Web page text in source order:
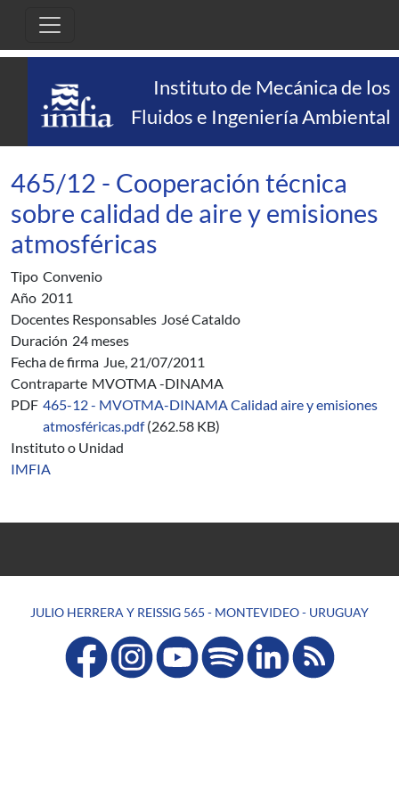
Instituto de Mecánica de los
Fluidos e Ingeniería Ambiental
465/12 - Cooperación técnica
sobre calidad de aire y emisiones
atmosféricas
Tipo Convenio
Año 2011
Docentes Responsables José Cataldo
Duración 24 meses
Fecha de firma Jue, 21/07/2011
Contraparte MVOTMA -DINAMA
PDF 465-12 - MVOTMA-DINAMA Calidad aire y emisiones
atmosféricas.pdf (262.58 KB)
Instituto o Unidad
IMFIA
JULIO HERRERA Y REISSIG 565 - MONTEVIDEO - URUGUAY